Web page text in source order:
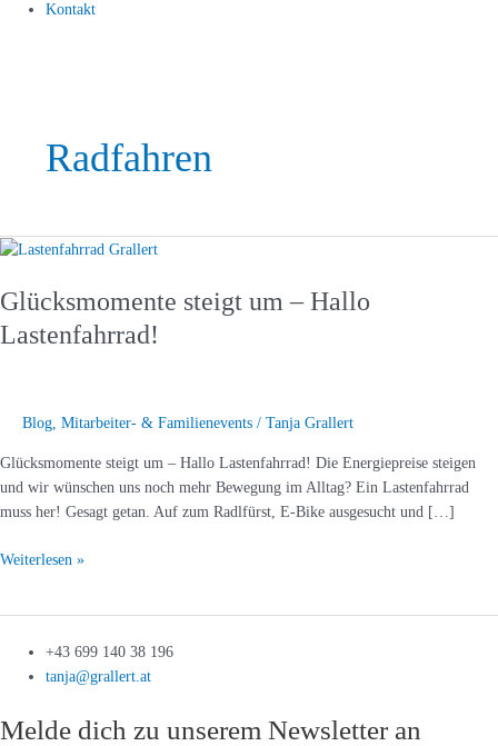
Kontakt
Radfahren
Glücksmomente steigt um – Hallo
Lastenfahrrad!
Blog Mitarbeiter- & Familienevents / Tanja Grallert
Glücksmomente steigt um – Hallo Lastenfahrrad! Die Energiepreise steigen
und wir wünschen uns noch mehr Bewegung im Alltag? Ein Lastenfahrrad
muss her! Gesagt getan. Auf zum Radlfürst, E-Bike ausgesucht und […]
Glücksmomente
um
Hallo
Weiterlesen »
+43 699 140 38 196
tanja@grallert.at
Melde dich zu unserem Newsletter an